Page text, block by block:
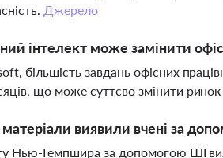
Джерело
інтелект може замінити
більшість завдань офісних
що може суттєво змінити
матеріали виявили вчені за
Нью-Гемпшира за допомогою ШІ